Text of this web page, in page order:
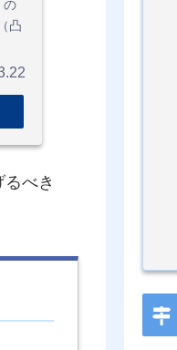
の
凸
べき